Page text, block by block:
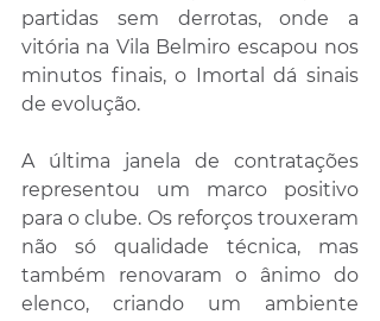
partidas sem derrotas, onde a
vitória na Vila Belmiro escapou nos
minutos finais, o Imortal dá sinais
de evolução.
A última janela de contratações
representou um marco positivo
para o clube. Os reforços trouxeram
não só qualidade técnica, mas
também renovaram o ânimo do
elenco, criando um ambiente